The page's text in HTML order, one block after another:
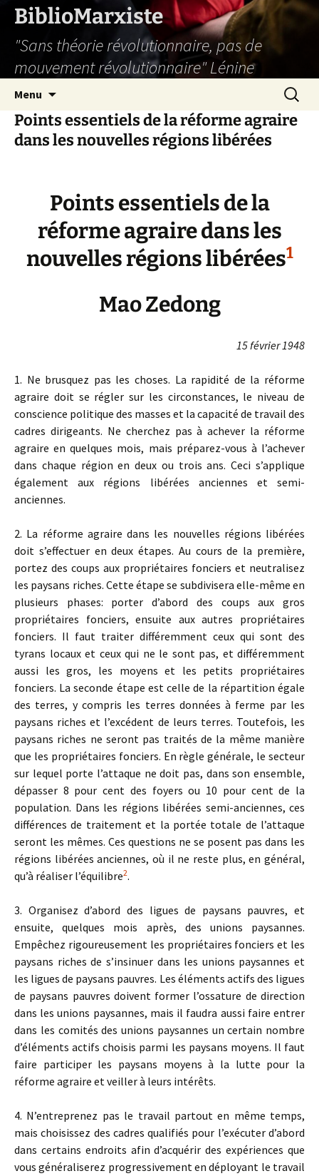
Aller
contenu
BiblioMarxiste
"Sans théorie révolutionnaire, pas de
mouvement révolutionnaire" Lénine
Menu
Points essentiels de la réforme agraire
dans les nouvelles régions libérées
Points essentiels de la
réforme agraire dans les
nouvelles régions libérées1
Mao Zedong
15 février 1948
1. Ne brusquez pas les choses. La rapidité de la réforme
agraire doit se régler sur les circonstances, le niveau de
conscience politique des masses et la capacité de travail des
cadres dirigeants. Ne cherchez pas à achever la réforme
agraire en quelques mois, mais préparez-vous à l’achever
dans chaque région en deux ou trois ans. Ceci s’applique
également aux régions libérées anciennes et semi-
anciennes.
2. La réforme agraire dans les nouvelles régions libérées
doit s’effectuer en deux étapes. Au cours de la première,
portez des coups aux propriétaires fonciers et neutralisez
les paysans riches. Cette étape se subdivisera elle-même en
plusieurs phases: porter d’abord des coups aux gros
propriétaires fonciers, ensuite aux autres propriétaires
fonciers. Il faut traiter différemment ceux qui sont des
tyrans locaux et ceux qui ne le sont pas, et différemment
aussi les gros, les moyens et les petits propriétaires
fonciers. La seconde étape est celle de la répartition égale
des terres, y compris les terres données à ferme par les
paysans riches et l’excédent de leurs terres. Toutefois, les
paysans riches ne seront pas traités de la même manière
que les propriétaires fonciers. En règle générale, le secteur
sur lequel porte l’attaque ne doit pas, dans son ensemble,
dépasser 8 pour cent des foyers ou 10 pour cent de la
population. Dans les régions libérées semi-anciennes, ces
différences de traitement et la portée totale de l’attaque
seront les mêmes. Ces questions ne se posent pas dans les
régions libérées anciennes, où il ne reste plus, en général,
qu’à réaliser l’équilibre2.
3. Organisez d’abord des ligues de paysans pauvres, et
ensuite, quelques mois après, des unions paysannes.
Empêchez rigoureusement les propriétaires fonciers et les
paysans riches de s’insinuer dans les unions paysannes et
les ligues de paysans pauvres. Les éléments actifs des ligues
de paysans pauvres doivent former l’ossature de direction
dans les unions paysannes, mais il faudra aussi faire entrer
dans les comités des unions paysannes un certain nombre
d’éléments actifs choisis parmi les paysans moyens. Il faut
faire participer les paysans moyens à la lutte pour la
réforme agraire et veiller à leurs intérêts.
4. N’entreprenez pas le travail partout en même temps,
mais choisissez des cadres qualifiés pour l’exécuter d’abord
dans certains endroits afin d’acquérir des expériences que
vous généraliserez progressivement en déployant le travail